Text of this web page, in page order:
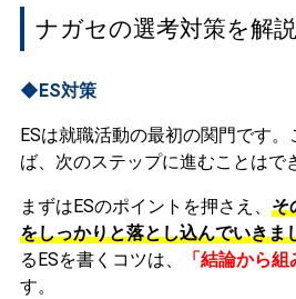
ナガセの選考対策を解説
◆ES対策
ESは就職活動の最初の関門です
ば、次のステップに進むことはで
まずはESのポイントを押さえ、 そ
をしっかりと落とし込んでいきま
るESを書くコツは、
「結論から
す。